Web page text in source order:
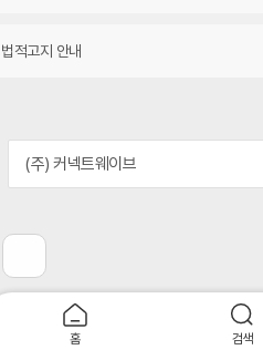
홈 검색
법적고지 안내
전
페
(주) 커넥트웨이브